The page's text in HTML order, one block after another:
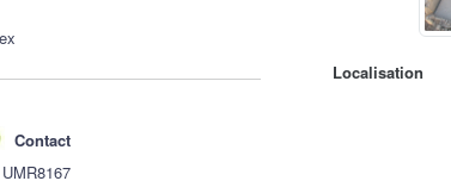
Contact
Localisation